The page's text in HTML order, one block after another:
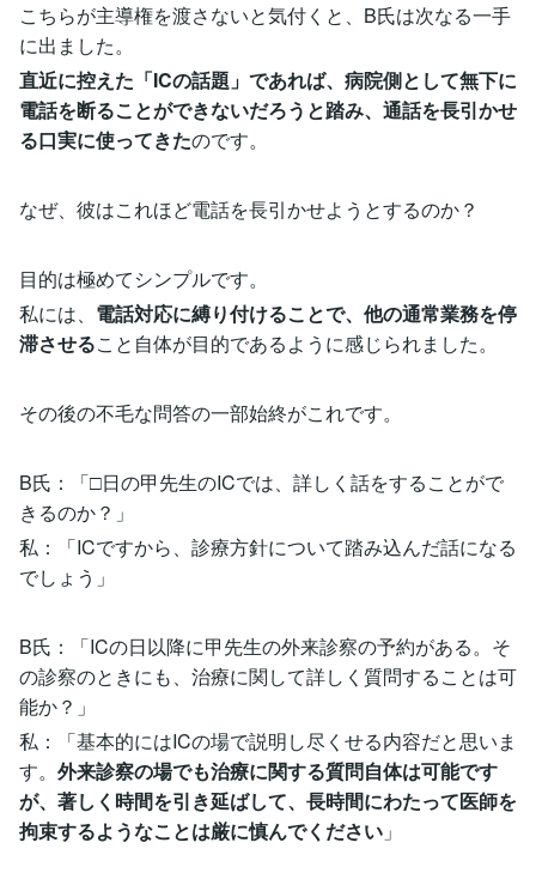
こちらが主導権を渡さないと気付くと、B氏は次なる一手
に出ました。
直近に控えた「ICの話題」であれば、病院側として無下に
電話を断ることができないだろうと踏み、通話を長引かせ
る口実に使ってきたのです。
なぜ、彼はこれほど電話を長引かせようとするのか？
目的は極めてシンプルです。
私には、 電話対応に縛り付けることで、他の通常業務を停
滞させること自体が目的であるように感じられました。
その後の不毛な問答の一部始終がこれです。
B氏：「□日の甲先生のICでは、詳しく話をすることがで
きるのか？」
私：「ICですから、診療方針について踏み込んだ話になる
でしょう」
B氏：「ICの日以降に甲先生の外来診察の予約がある。そ
の診察のときにも、治療に関して詳しく質問することは可
能か？」
私：「基本的にはICの場で説明し尽くせる内容だと思いま
す。 外来診察の場でも治療に関する質問自体は可能です
が、著しく時間を引き延ばして、長時間にわたって医師を
拘束するようなことは厳に慎んでください 」